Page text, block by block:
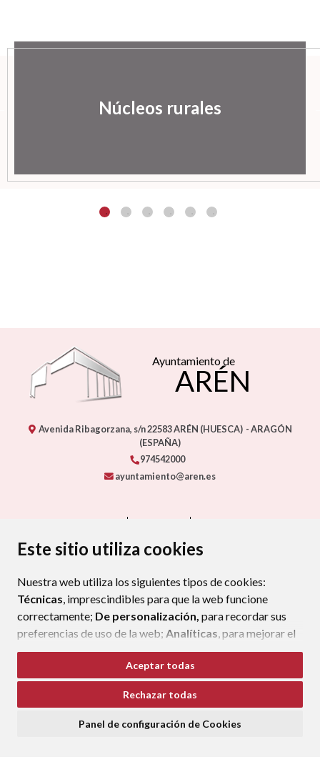
Este sitio utiliza cookies
Nuestra web utiliza los siguientes tipos de cookies:
Técnicas, imprescindibles para que la web funcione
correctamente; De personalización, para recordar sus
preferencias de uso de la web; Analíticas, para mejorar el
funcionamiento de la web y sus servicios.
Si acepta pulsando el botón“Aceptar todas”
consideramos que acepta su uso. Si pulsa el botón
ninguna acción, se guardarán las cookies técnicas
Aceptar todas
Rechazar todas
Panel de configuración de Cookies
Núcleos rurales
Ayuntamiento de
ARÉN
Avenida Ribagorzana, s/n22583ARÉN (HUESCA) - ARAGÓN
(ESPAÑA)
974542000
ayuntamiento@aren.es
PROTECCIÓN DE DATOS
POLÍTICA DE COOKIES